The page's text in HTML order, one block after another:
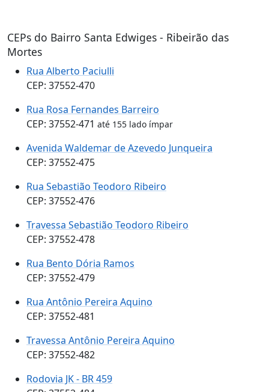
CEPs do Bairro Santa Edwiges - Ribeirão das
Mortes
Rua Alberto Paciulli
CEP: 37552-470
Rua Rosa Fernandes Barreiro
CEP: 37552-471 até 155 lado ímpar
Avenida Waldemar de Azevedo Junqueira
CEP: 37552-475
Rua Sebastião Teodoro Ribeiro
CEP: 37552-476
Travessa Sebastião Teodoro Ribeiro
CEP: 37552-478
Rua Bento Dória Ramos
CEP: 37552-479
Rua Antônio Pereira Aquino
CEP: 37552-481
Travessa Antônio Pereira Aquino
CEP: 37552-482
Rodovia JK - BR 459